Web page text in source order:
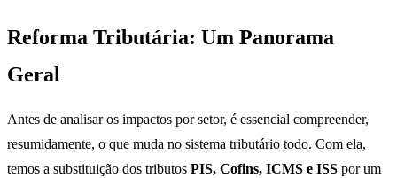
Reforma Tributária: Um Panorama
Geral
Antes de analisar os impactos por setor, é essencial compreender,
resumidamente, o que muda no sistema tributário todo. Com ela,
temos a substituição dos tributos PIS, Cofins, ICMS e ISS por um